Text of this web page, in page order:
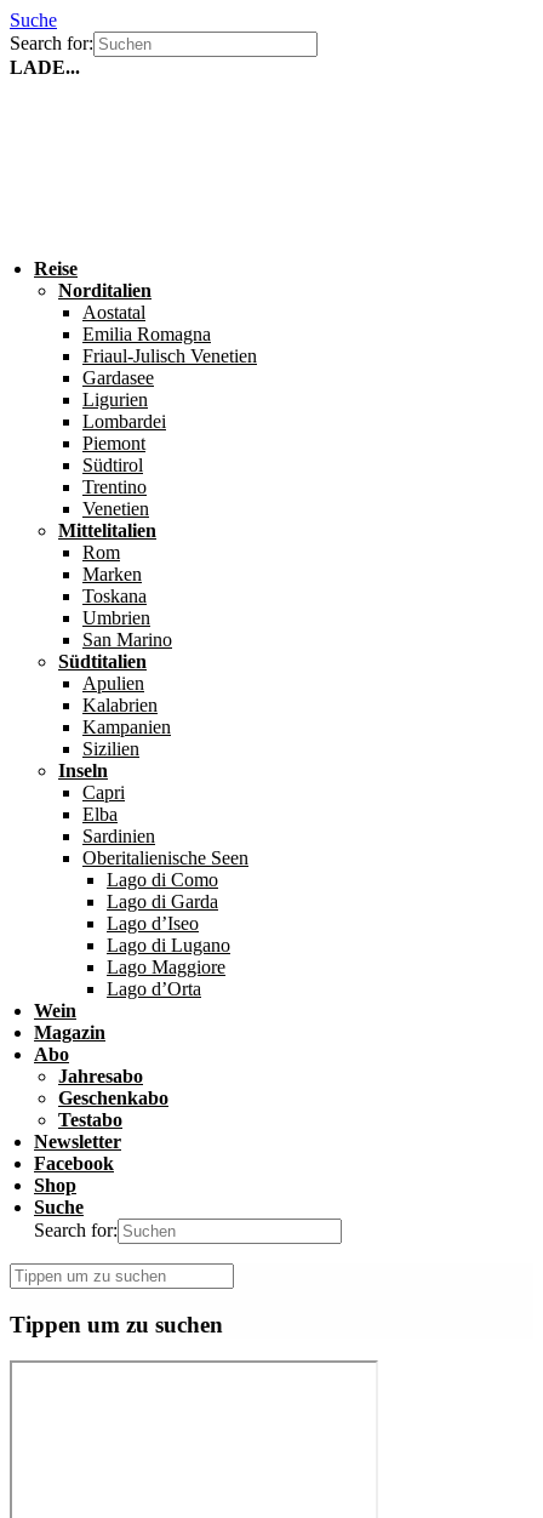
Suche
Search for:
LADE...
Reise
Norditalien
Aostatal
Emilia Romagna
Friaul-Julisch Venetien
Gardasee
Ligurien
Lombardei
Piemont
Südtirol
Trentino
Venetien
Mittelitalien
Rom
Marken
Toskana
Umbrien
San Marino
Südtitalien
Apulien
Kalabrien
Kampanien
Sizilien
Inseln
Capri
Elba
Sardinien
Oberitalienische Seen
Lago di Como
Lago di Garda
Lago d’Iseo
Lago di Lugano
Lago Maggiore
Lago d’Orta
Wein
Magazin
Abo
Jahresabo
Geschenkabo
Testabo
Newsletter
Facebook
Shop
Suche
Search for:
Tippen um zu suchen